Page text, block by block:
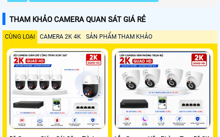
THAM KHẢO CAMERA QUAN SÁT GIÁ RẺ
CÙNG LOẠI CAMERA 2K 4K SẢN PHẨM THAM KHẢO